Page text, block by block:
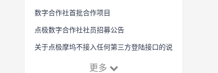
数字合作社首批合作项目
点极数字合作社社员招募公告
关于点极摩坞不接入任何第三方登陆接口的说
更多